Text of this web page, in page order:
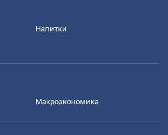
Напитки
Mакроэкономика